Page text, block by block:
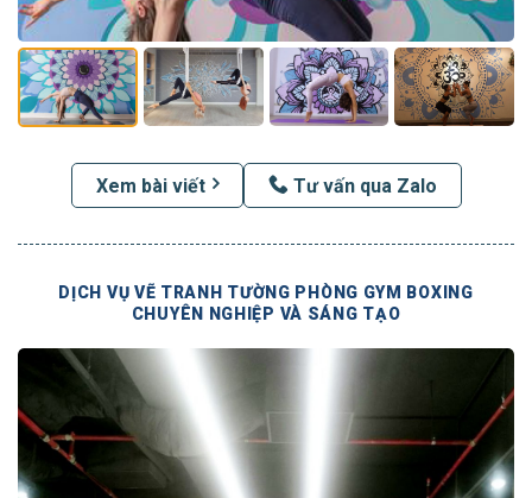
Xem bài viết Tư vấn qua Zalo
DỊCH VỤ VẼ TRANH TƯỜNG PHÒNG GYM BOXING
CHUYÊN NGHIỆP VÀ SÁNG TẠO